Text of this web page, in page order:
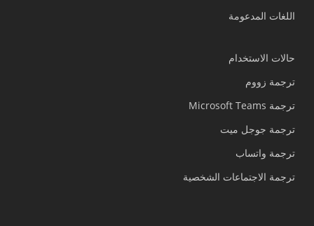
اللغات المدعومة
حالات الاستخدام
ترجمة زووم
ترجمة Microsoft Teams
ترجمة جوجل ميت
ترجمة واتساب
ترجمة الاجتماعات الشخصية